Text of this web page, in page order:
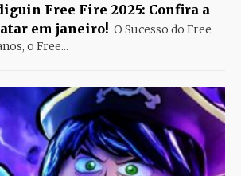
Free Fire 2025: Confira a
em janeiro! O Sucesso do Free
o Free...